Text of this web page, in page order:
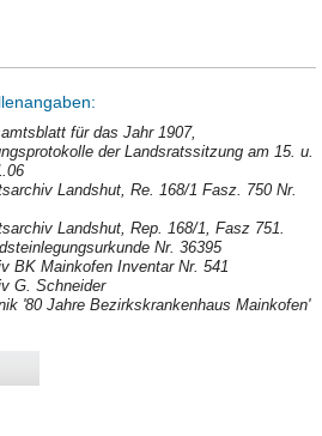
für das Jahr 1907,
der Landsratssitzung am 15. u.
Landshut, Re. 168/1 Fasz. 750 Nr.
Landshut, Rep. 168/1, Fasz 751.
Nr. 36395
BK Mainkofen Inventar Nr. 541
G. Schneider
'80 Jahre Bezirkskrankenhaus Mainkofen'